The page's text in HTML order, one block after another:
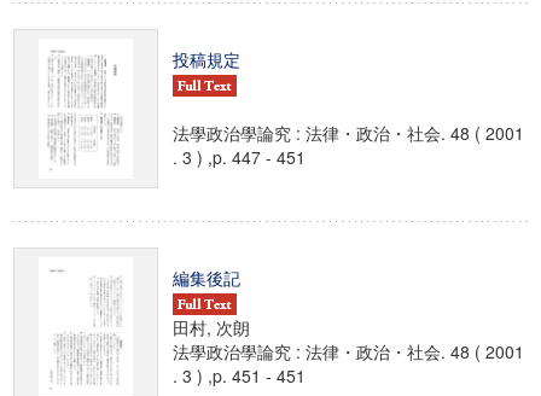
投稿規定
法學政治學論究 : 法律・政治・社会. 48 ( 2001
. 3 ) ,p. 447 - 451
編集後記
田村, 次朗
法學政治學論究 : 法律・政治・社会. 48 ( 2001
. 3 ) ,p. 451 - 451